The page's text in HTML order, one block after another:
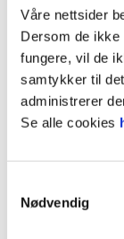
Våre nettsider
Dersom de
fungere, vil de
samtykker til
administrerer
Se alle cookies
Nødvendig
vis fikk sitt
RBK 2’s
en tidlig
takling i det
innbytter